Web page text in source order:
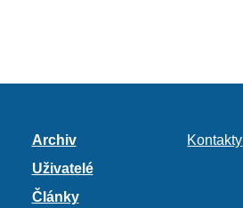
Archiv
Uživatelé
Články
Kontakty